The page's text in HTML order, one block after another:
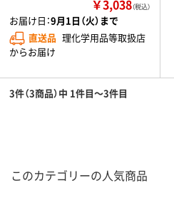
￥3,038（税込）
お届け日：9月1日（火）まで
直送品 理化学用品等取扱店
からお届け
3件（3商品）中 1件目～3件目
このカテゴリーの人気商品